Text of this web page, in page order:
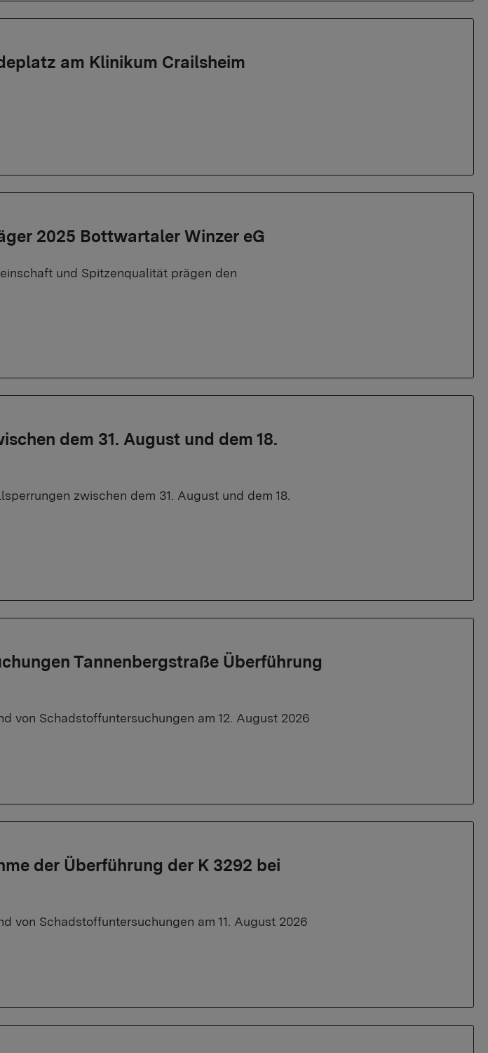
am Klinikum Crailsheim
2025 Bottwartaler Winzer eG
und Spitzenqualität prägen den
dem 31. August und dem 18.
zwischen dem 31. August und dem 18.
Tannenbergstraße Überführung
von Schadstoffuntersuchungen am 12. August 2026
der Überführung der K 3292 bei
von Schadstoffuntersuchungen am 11. August 2026